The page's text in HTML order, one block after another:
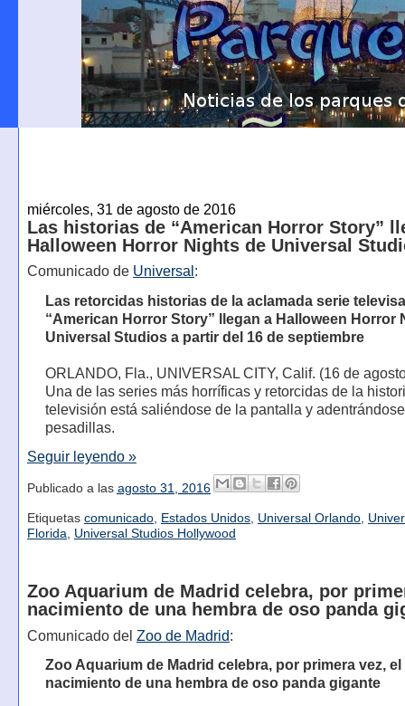
miércoles, 31 de agosto de 2016
Las historias de “American Horror Story”
Halloween Horror Nights de Universal
Comunicado de Universal :
Las retorcidas historias de la aclamada serie
“American Horror Story” llegan a Halloween Horror
Universal Studios a partir del 16 de septiembre
ORLANDO, Fla., UNIVERSAL CITY, Calif. (16 de
Una de las series más horríficas y retorcidas de la
televisión está saliéndose de la pantalla y
pesadillas.
Seguir leyendo »
Publicado a las agosto 31, 2016
Etiquetas comunicado, Estados Unidos, Universal Orlando,
Florida
Universal Studios Hollywood
Zoo Aquarium de Madrid celebra, por
nacimiento de una hembra de oso panda
Comunicado del Zoo de Madrid:
Zoo Aquarium de Madrid celebra, por primera vez, el
nacimiento de una hembra de oso panda gigante